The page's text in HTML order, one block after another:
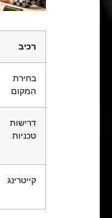
רכיב
בחירת
המקום
דרישות
טכניות
קייטרינג